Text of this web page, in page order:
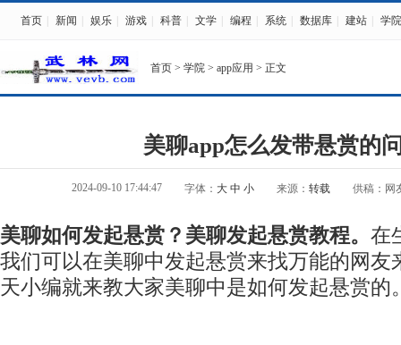
首页 新闻 娱乐 游戏 科普 文学 编程 系统 数据库 建站 学院
首页 > 学院 > app应用 > 正文
美聊app怎么发带悬赏的
2024-09-10 17:44:47 字体： 大 中 小 来源： 转载 供稿：网
美聊如何发起悬赏？美聊发起悬赏教程。 在
我们可以在美聊中发起悬赏来找万能的网友
天小编就来教大家美聊中是如何发起悬赏的